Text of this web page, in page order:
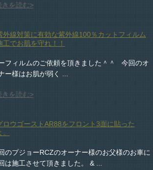
きを読む>
外線対策に有効な紫外線100％カットフィルム
工でお肌を守れ！！
フィルムのご依頼を頂きました＾＾ 今回のオ
ー様はお肌が弱く ...
きを読む>
ロウゴーストAR88をフロント3面に貼った
。
のプジョーRCZのオーナー様のお父様のお車に
は施工させて頂きました。 & ...